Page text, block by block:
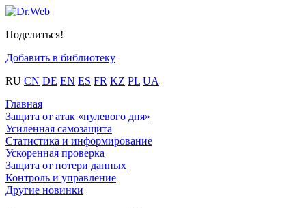
Поделиться!
Добавить в библиотеку
RU CN DE EN ES FR KZ PL UA
Главная
Защита от атак «нулевого дня»
Усиленная самозащита
Статистика и информирование
Ускоренная проверка
Защита от потери данных
Контроль и управление
Другие новинки